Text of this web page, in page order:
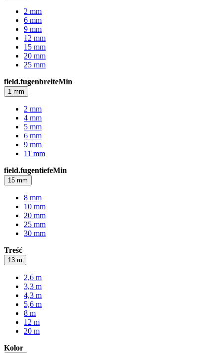
2 mm
6 mm
9 mm
12 mm
15 mm
20 mm
25 mm
field.fugenbreiteMin
1 mm
2 mm
4 mm
5 mm
6 mm
9 mm
11 mm
field.fugentiefeMin
15 mm
8 mm
10 mm
20 mm
25 mm
30 mm
Treść
13 m
2,6 m
3,3 m
4,3 m
5,6 m
8 m
12 m
20 m
Kolor